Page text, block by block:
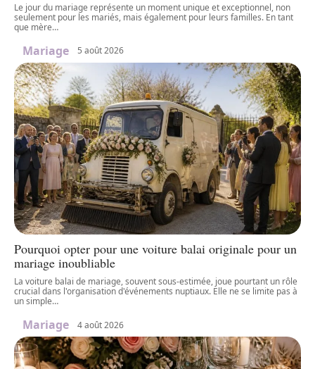
Le jour du mariage représente un moment unique et exceptionnel, non
seulement pour les mariés, mais également pour leurs familles. En tant
que mère…
Mariage 5 août 2026
Pourquoi opter pour une voiture balai originale pour un
mariage inoubliable
La voiture balai de mariage, souvent sous-estimée, joue pourtant un rôle
crucial dans l'organisation d'événements nuptiaux. Elle ne se limite pas à
un simple…
Mariage 4 août 2026